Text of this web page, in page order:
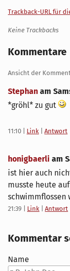
Trackback-URL für
Keine Trackbacks
Kommentare
Ansicht der
Stephan am
*gröhl* zu gut
11:10 Link Antwort
honigbaerli am
ist hier auch
musste heute
schwimmflossen
21:39 Link Antwort
Kommentar
Name